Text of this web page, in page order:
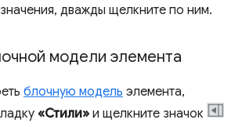
дважды щелкните по ним.
модели элемента
блочную модель элемента,
«Стили» и щелкните значок